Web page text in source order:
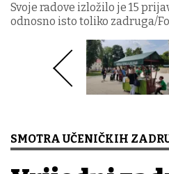
Svoje radove izložilo je 15
odnosno isto toliko zadruga/
SMOTRA UČENIČKIH